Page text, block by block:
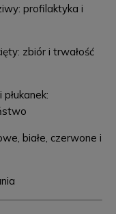
profilaktyka i
zbiór i trwałość
białe, czerwone i